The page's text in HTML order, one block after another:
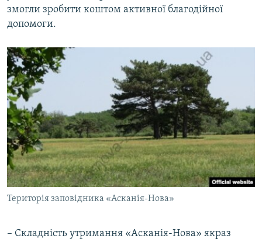
змогли зробити коштом активної благодійної
допомоги.
Територія заповідника «Асканія-Нова»
– Складність утримання «Асканія-Нова» якраз